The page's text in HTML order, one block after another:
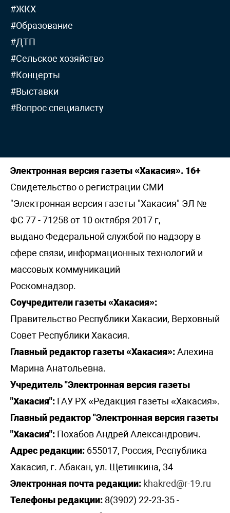
#ЖКХ
#Образование
#ДТП
#Сельское хозяйство
#Концерты
#Выставки
#Вопрос специалисту
Электронная версия газеты «Хакасия». 16+
Свидетельство о регистрации СМИ
"Электронная версия газеты "Хакасия" ЭЛ №
ФС 77 - 71258 от 10 октября 2017 г,
выдано Федеральной службой по надзору в
сфере связи, информационных технологий и
массовых коммуникаций
Роскомнадзор.
Соучредители газеты «Хакасия»:
Правительство Республики Хакасии, Верховный
Совет Республики Хакасия.
Главный редактор газеты «Хакасия»:Алехина
Марина Анатольевна.
Учредитель "Электронная версия газеты
"Хакасия": ГАУ РХ «Редакция газеты «Хакасия».
Главный редактор "Электронная версия газеты
"Хакасия": Похабов Андрей Александрович.
Адрес редакции: 655017, Россия, Республика
Хакасия, г. Абакан, ул. Щетинкина, 34
Электронная почта редакции: khakred@r-19.ru
Телефоны редакции: 8(3902) 22-23-35 -